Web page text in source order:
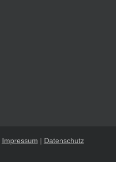
Impressum | Datenschutz